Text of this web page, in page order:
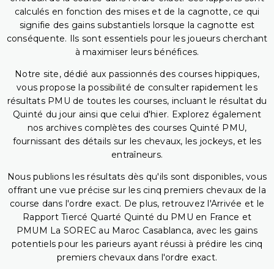
calculés en fonction des mises et de la cagnotte, ce qui
signifie des gains substantiels lorsque la cagnotte est
conséquente. Ils sont essentiels pour les joueurs cherchant
à maximiser leurs bénéfices.
Notre site, dédié aux passionnés des courses hippiques,
vous propose la possibilité de consulter rapidement les
résultats PMU de toutes les courses, incluant le résultat du
Quinté du jour ainsi que celui d'hier. Explorez également
nos archives complètes des courses Quinté PMU,
fournissant des détails sur les chevaux, les jockeys, et les
entraîneurs.
Nous publions les résultats dès qu'ils sont disponibles, vous
offrant une vue précise sur les cinq premiers chevaux de la
course dans l'ordre exact. De plus, retrouvez l'Arrivée et le
Rapport Tiercé Quarté Quinté du PMU en France et
PMUM La SOREC au Maroc Casablanca, avec les gains
potentiels pour les parieurs ayant réussi à prédire les cinq
premiers chevaux dans l'ordre exact.